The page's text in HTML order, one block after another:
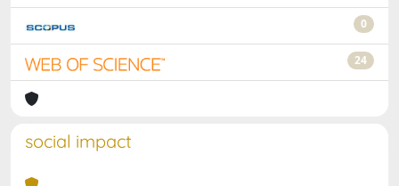
0
24
social impact